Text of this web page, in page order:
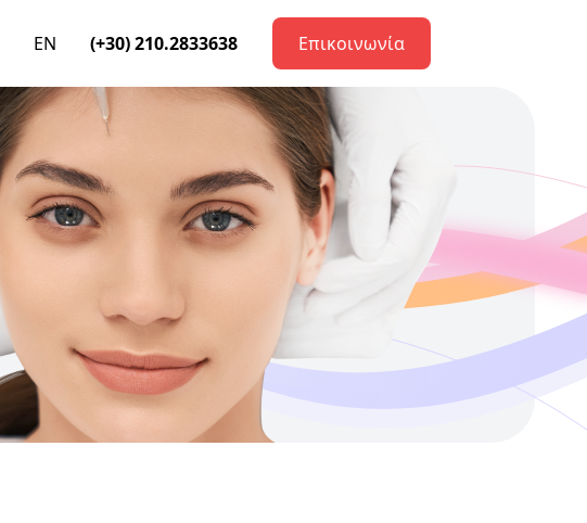
EN (+30) 210.2833638 Επικοινωνία